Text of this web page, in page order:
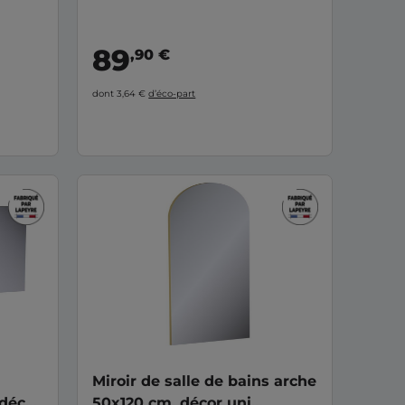
style.
89,90 €
dont 3,64 €d’éco-part
Miroir de salle de bains arche